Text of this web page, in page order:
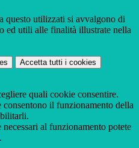
questo utilizzati si avvalgono di
ed utili alle finalità illustrate nella
Accetta tutti i cookies
quali cookie consentire.
il funzionamento della
al funzionamento potete
.